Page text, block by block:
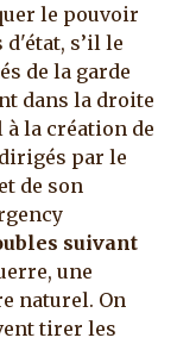
le pouvoir
s’il le
de la garde
dans la droite
à la création de
par le
de son
suivant
une
naturel. On
tirer les